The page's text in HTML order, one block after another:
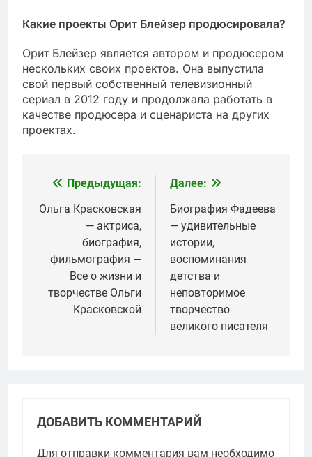
Какие проекты Орит Блейзер продюсировала?
Орит Блейзер является автором и продюсером
нескольких своих проектов. Она выпустила
свой первый собственный телевизионный
сериал в 2012 году и продолжала работать в
качестве продюсера и сценариста на других
проектах.
Навигация
по
записям
Предыдущая:
Ольга Красковская
— актриса,
биография,
фильмография —
Все о жизни и
творчестве Ольги
Красковской
Далее:
Биография Фадеева
— удивительные
истории,
воспоминания
детства и
неповторимое
творчество
великого писателя
ДОБАВИТЬ КОММЕНТАРИЙ
Для отправки комментария вам необходимо